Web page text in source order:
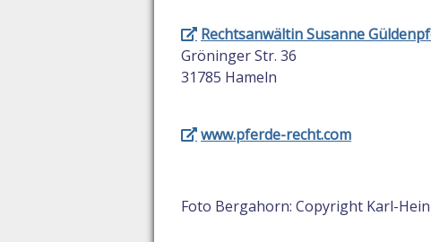
Rechtsanwältin Susanne
Gröninger Str. 36
31785 Hameln
www.pferde-recht.com
Foto Bergahorn: Copyright Karl-